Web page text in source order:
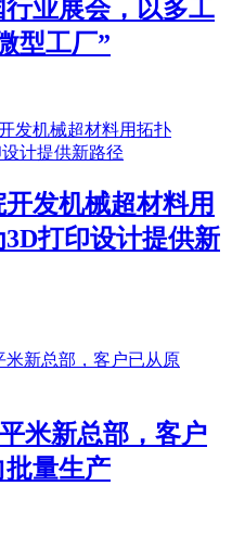
业展会，以多工
型工厂”
发机械超材料用
打印设计提供新
米新总部，客户
批量生产